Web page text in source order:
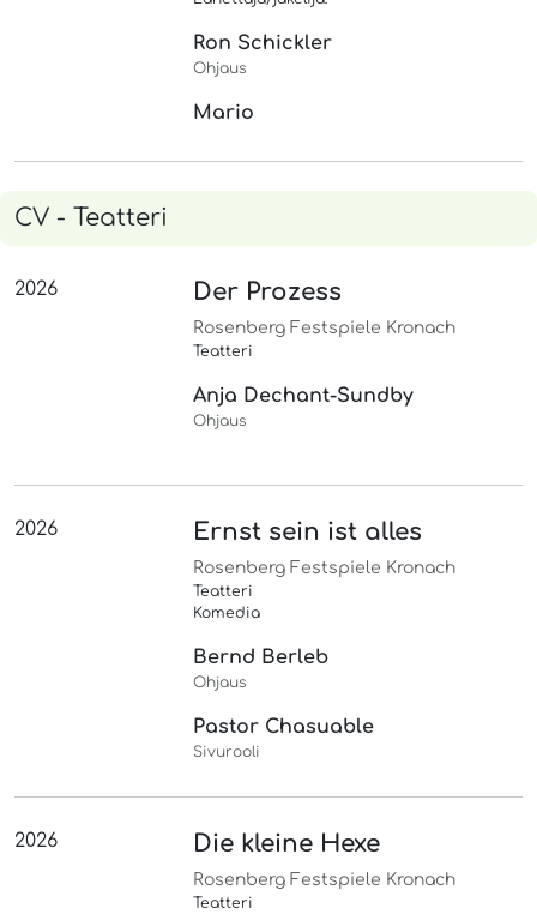
Ron Schickler
Ohjaus
Mario
CV - Teatteri
2026 Der Prozess
Rosenberg Festspiele Kronach
Teatteri
Anja Dechant-Sundby
Ohjaus
2026 Ernst sein ist alles
Rosenberg Festspiele Kronach
Teatteri
Komedia
Bernd Berleb
Ohjaus
Pastor Chasuable
Sivurooli
2026 Die kleine Hexe
Rosenberg Festspiele Kronach
Teatteri